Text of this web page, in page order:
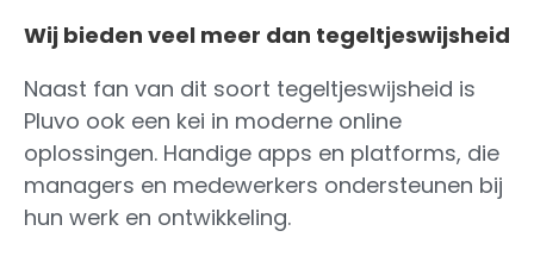
Wij bieden veel meer dan tegeltjeswijsheid
Naast fan van dit soort tegeltjeswijsheid is
Pluvo ook een kei in moderne online
oplossingen. Handige apps en platforms, die
managers en medewerkers ondersteunen bij
hun werk en ontwikkeling.